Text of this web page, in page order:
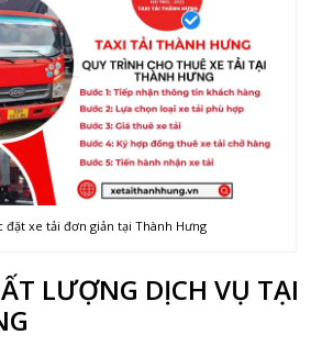
đặt xe tải đơn giản tại Thành Hưng
LƯỢNG DỊCH VỤ TẠI